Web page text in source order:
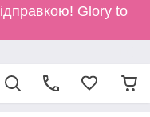
Glory to